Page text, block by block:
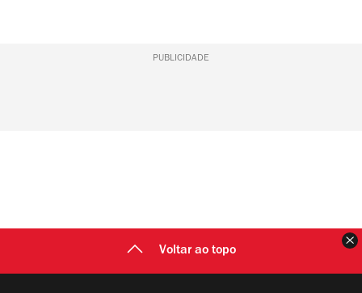
PUBLICIDADE
Voltar ao topo